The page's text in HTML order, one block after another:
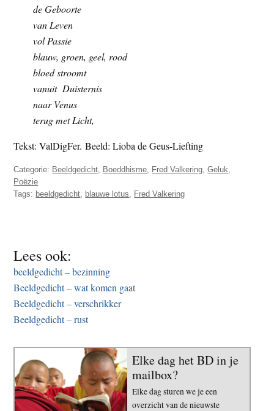
de Geboorte
van Leven
vol Passie
blauw, groen, geel, rood
bloed stroomt
vanuit Duisternis
naar Venus
terug met Licht,
Tekst: ValDigFer. Beeld: Lioba de Geus-Liefting
Categorie: Beeldgedicht Boeddhisme Fred Valkering ,Geluk
Poëzie
Tags: beeldgedicht blauwe lotus Fred Valkering
Lees ook:
beeldgedicht – bezinning
Beeldgedicht – wat komen gaat
Beeldgedicht – verschrikker
Beeldgedicht – rust
Elke dag het BD in je
mailbox?
Elke dag sturen we je een
overzicht van de nieuwste